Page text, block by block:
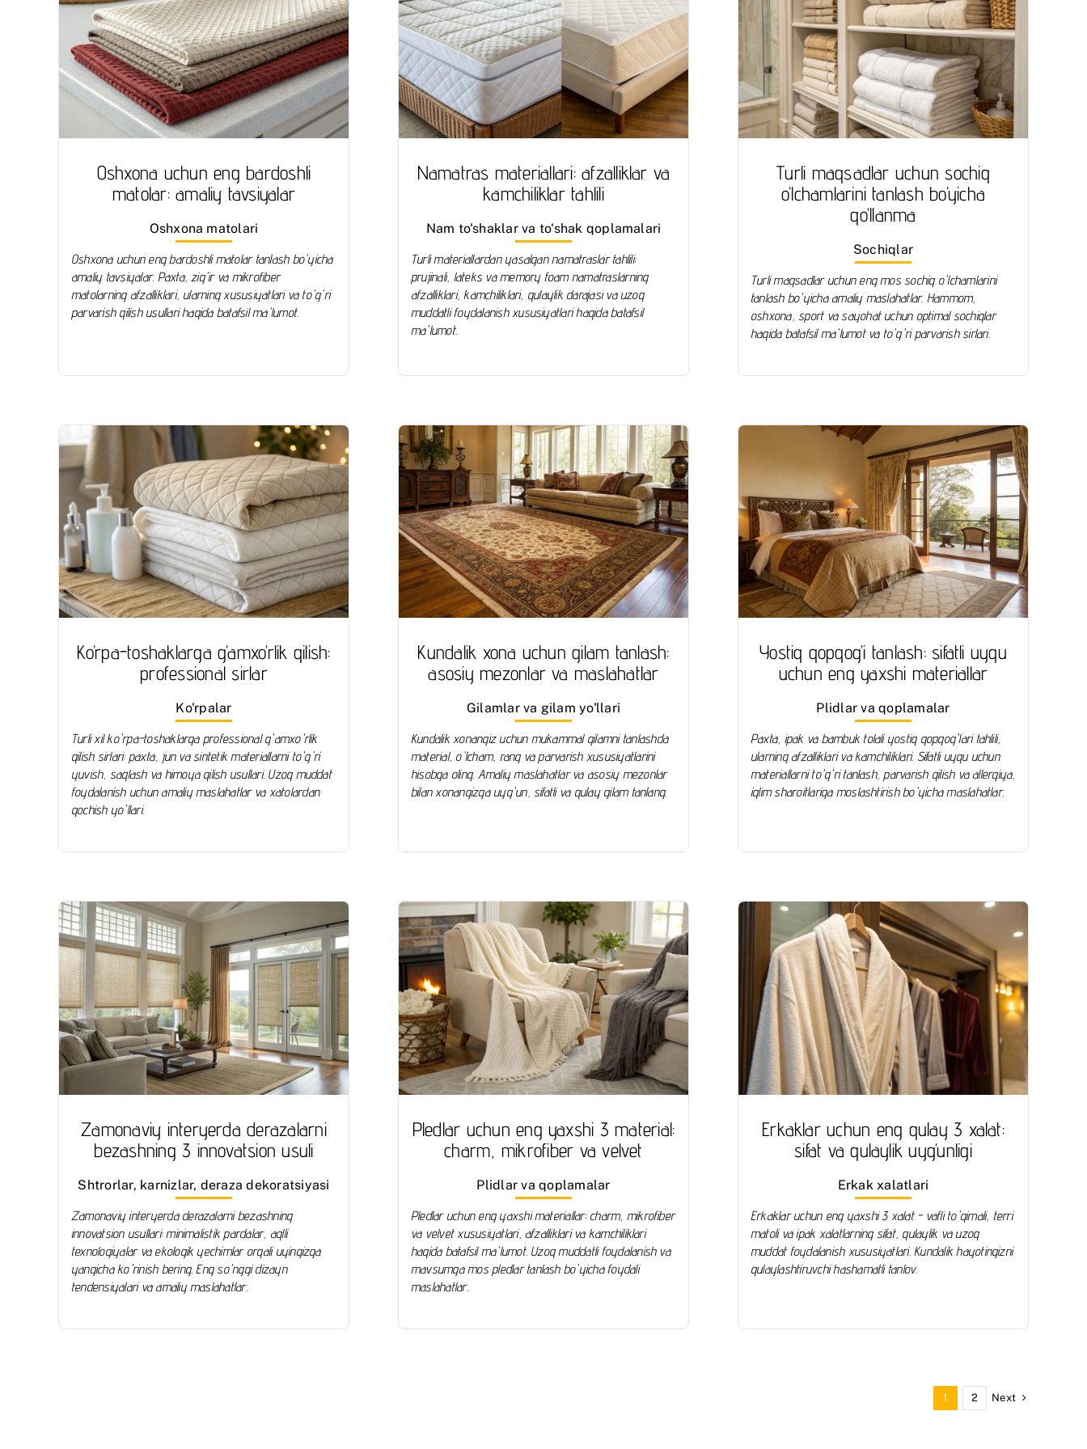
Oshxona uchun eng bardoshli
matolar: amaliy tavsiyalar
Oshxona matolari
Oshxona uchun eng bardoshli matolar tanlash bo'yicha
amaliy tavsiyalar. Paxta, zig'ir va mikrofiber
matolarning afzalliklari, ularning xususiyatlari va to'g'ri
parvarish qilish usullari haqida batafsil ma'lumot.
Namatras materiallari: afzalliklar va
kamchiliklar tahlili
Nam to'shaklar va to'shak qoplamalari
Turli materiallardan yasalgan namatraslar tahlili:
prujinali, lateks va memory foam namatraslarning
afzalliklari, kamchiliklari, qulaylik darajasi va uzoq
muddatli foydalanish xususiyatlari haqida batafsil
ma'lumot.
Turli maqsadlar uchun sochiq
o’lchamlarini tanlash bo’yicha
qo’llanma
Sochiqlar
Turli maqsadlar uchun eng mos sochiq o'lchamlarini
tanlash bo'yicha amaliy maslahatlar. Hammom,
oshxona, sport va sayohat uchun optimal sochiqlar
haqida batafsil ma'lumot va to'g'ri parvarish sirlari.
Ko’rpa-toshaklarga g’amxo’rlik qilish:
professional sirlar
Ko'rpalar
Turli xil ko'rpa-toshaklarga professional g'amxo'rlik
qilish sirlari: paxta, jun va sintetik materiallarni to'g'ri
yuvish, saqlash va himoya qilish usullari. Uzoq muddat
foydalanish uchun amaliy maslahatlar va xatolardan
qochish yo'llari.
Kundalik xona uchun gilam tanlash:
asosiy mezonlar va maslahatlar
Gilamlar va gilam yo'llari
Kundalik xonangiz uchun mukammal gilamni tanlashda
material, o'lcham, rang va parvarish xususiyatlarini
hisobga oling. Amaliy maslahatlar va asosiy mezonlar
bilan xonangizga uyg'un, sifatli va qulay gilam tanlang.
Yostiq qopqog’i tanlash: sifatli uyqu
uchun eng yaxshi materiallar
Plidlar va qoplamalar
Paxta, ipak va bambuk tolali yostiq qopqog'lari tahlili,
ularning afzalliklari va kamchiliklari. Sifatli uyqu uchun
materiallarni to'g'ri tanlash, parvarish qilish va allergiya,
iqlim sharoitlariga moslashtirish bo'yicha maslahatlar.
Zamonaviy interyerda derazalarni
bezashning 3 innovatsion usuli
Shtrorlar, karnizlar, deraza dekoratsiyasi
Zamonaviy interyerda derazalarni bezashning
innovatsion usullari: minimalistik pardalar, aqlli
texnologiyalar va ekologik yechimlar orqali uyingizga
yangicha ko'rinish bering. Eng so'nggi dizayn
tendensiyalari va amaliy maslahatlar.
Pledlar uchun eng yaxshi 3 material:
charm, mikrofiber va velvet
Plidlar va qoplamalar
Pledlar uchun eng yaxshi materiallar: charm, mikrofiber
va velvet xususiyatlari, afzalliklari va kamchiliklari
haqida batafsil ma'lumot. Uzoq muddatli foydalanish va
mavsumga mos pledlar tanlash bo'yicha foydali
maslahatlar.
Erkaklar uchun eng qulay 3 xalat:
sifat va qulaylik uyg’unligi
Erkak xalatlari
Erkaklar uchun eng yaxshi 3 xalat - vafli to'qimali, terri
matoli va ipak xalatlarning sifat, qulaylik va uzoq
muddat foydalanish xususiyatlari. Kundalik hayotingizni
qulaylashtiruvchi hashamatli tanlov.
1 2 Next